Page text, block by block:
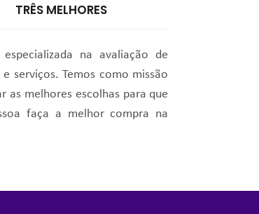
TRÊS MELHORES
especializada na avaliação de
serviços. Temos como missão
as melhores escolhas para que
faça a melhor compra na